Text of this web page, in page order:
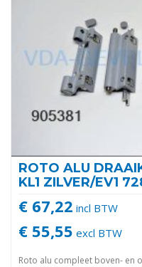
ROTO ALU
KL1 ZILVER/EV1
€ 67,22 incl BTW
€ 55,55 excl BTW
Roto alu compleet boven- en